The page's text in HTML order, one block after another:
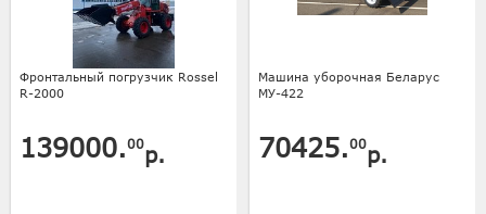
Фронтальный погрузчик Rossel
R-2000
139000.00р.
Машина уборочная Беларус
МУ-422
70425.00р.